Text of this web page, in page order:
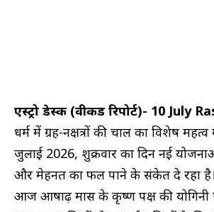
एस्ट्रो डेस्क (वीकैंड रिपोर्ट)- 10 July
धर्म में ग्रह-नक्षत्रों की चाल का विशेष
जुलाई 2026, शुक्रवार का दिन नई
और मेहनत का फल पाने के संकेत दे रहा
आज आषाढ़ मास के कृष्ण पक्ष की योगिनी